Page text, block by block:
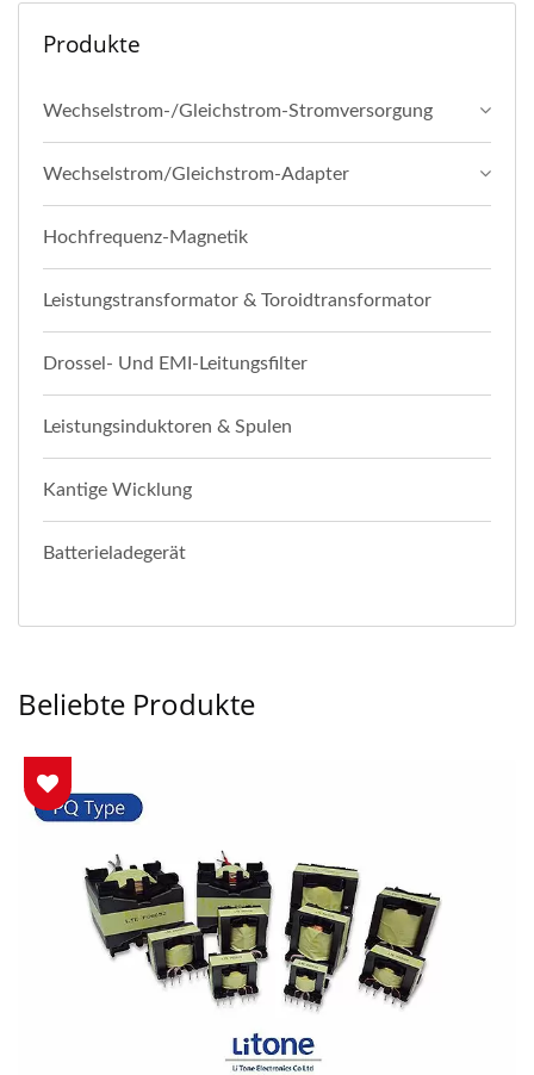
Produkte
Wechselstrom-/Gleichstrom-Stromversorgung
Wechselstrom/Gleichstrom-Adapter
Hochfrequenz-Magnetik
Leistungstransformator & Toroidtransformator
Drossel- Und EMI-Leitungsfilter
Leistungsinduktoren & Spulen
Kantige Wicklung
Batterieladegerät
Beliebte Produkte